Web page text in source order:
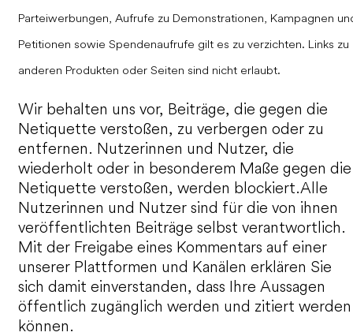
Parteiwerbungen, Aufrufe zu Demonstrationen, Kampagnen
Petitionen sowie Spendenaufrufe gilt es zu verzichten. Links zu
anderen Produkten oder Seiten sind nicht erlaubt.
Wir behalten uns vor, Beiträge, die gegen die
Netiquette verstoßen, zu verbergen oder zu
entfernen. Nutzerinnen und Nutzer, die
wiederholt oder in besonderem Maße gegen die
Netiquette verstoßen, werden blockiert.Alle
Nutzerinnen und Nutzer sind für die von ihnen
veröffentlichten Beiträge selbst verantwortlich.
Mit der Freigabe eines Kommentars auf einer
unserer Plattformen und Kanälen erklären Sie
sich damit einverstanden, dass Ihre Aussagen
öffentlich zugänglich werden und zitiert werden
können.